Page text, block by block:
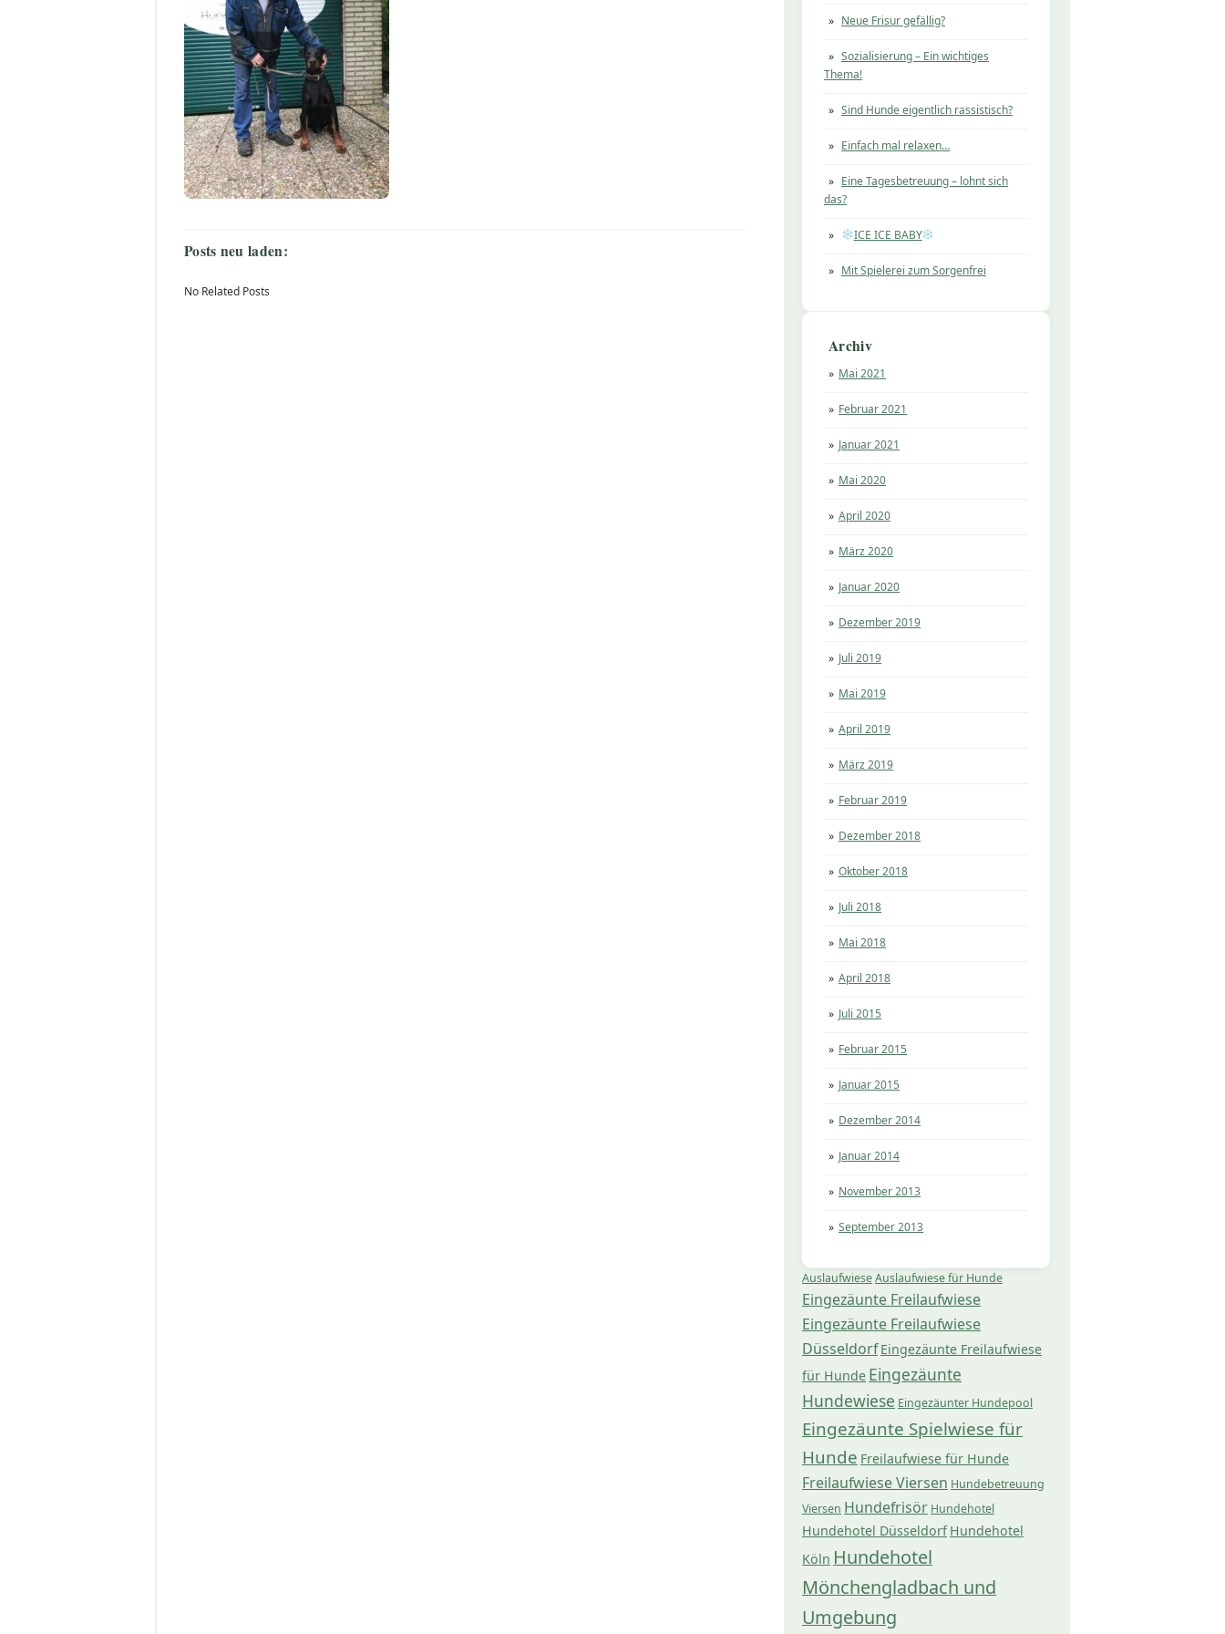
Neue Frisur gefällig?
Sozialisierung – Ein wichtiges
Thema!
Sind Hunde eigentlich rassistisch?
Einfach mal relaxen…
Eine Tagesbetreuung – lohnt sich
das?
ICE ICE BABY
Mit Spielerei zum Sorgenfrei
Archiv
Mai 2021
Februar 2021
Januar 2021
Mai 2020
April 2020
März 2020
Januar 2020
Dezember 2019
Juli 2019
Mai 2019
April 2019
März 2019
Februar 2019
Dezember 2018
Oktober 2018
Juli 2018
Mai 2018
April 2018
Juli 2015
Februar 2015
Januar 2015
Dezember 2014
Januar 2014
November 2013
September 2013
AuslaufwieseAuslaufwiese für Hunde
Eingezäunte Freilaufwiese
Eingezäunte Freilaufwiese
Düsseldorf Eingezäunte Freilaufwiese
für Hunde Eingezäunte
Hundewiese Eingezäunter Hundepool
Eingezäunte Spielwiese für
Hunde Freilaufwiese für Hunde
Freilaufwiese Viersen Hundebetreuung
Viersen Hundefrisör Hundehotel
Hundehotel Düsseldorf Hundehotel
Köln Hundehotel
Mönchengladbach und
Umgebung
Posts neu laden:
No Related Posts